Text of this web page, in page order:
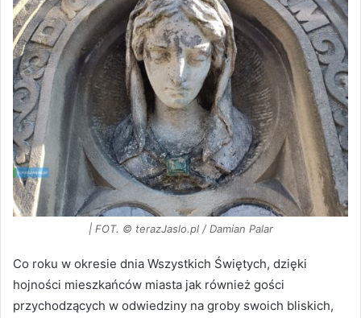
| FOT. © terazJaslo.pl / Damian Palar
Co roku w okresie dnia Wszystkich Świętych, dzięki
hojności mieszkańców miasta jak również gości
przychodzących w odwiedziny na groby swoich bliskich,